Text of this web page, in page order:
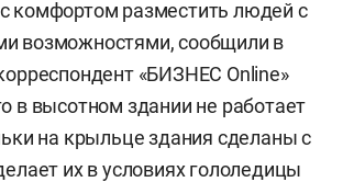
комфортом разместить людей с
возможностями, сообщили в
«БИЗНЕС Online»
в высотном здании не работает
на крыльце здания сделаны с
их в условиях гололедицы